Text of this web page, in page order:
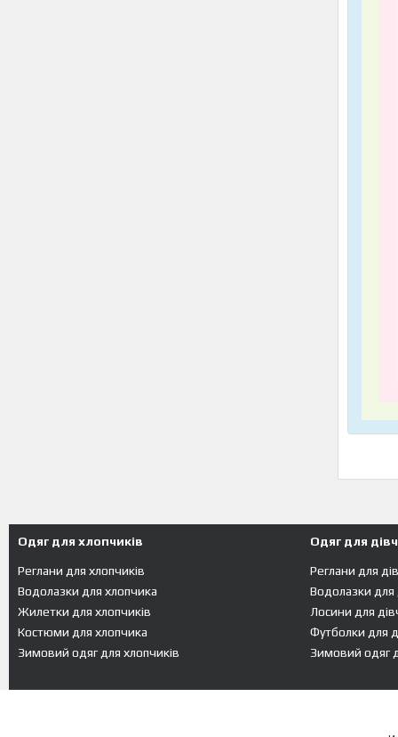
Одяг для хлопчиків
Реглани для хлопчиків
Водолазки для хлопчика
Жилетки для хлопчиків
Костюми для хлопчика
Зимовий одяг для хлопчиків
Одяг для
Реглани для
Водолазки для
Лосини для
Футболки для
Зимовий одяг